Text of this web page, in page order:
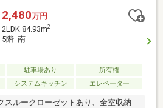
中央小学校：徒歩約20分（約1600
：徒歩約9分（約650ｍ）■フィール豊
分（約1200ｍ）■ファミリーマート 豊
歩約2分（約120ｍ）些細なことで
2,480万円
2LDK 84.93m2
5階 南
駐車場あり
所有権
システムキッチン エレベーター
スルークローゼットあり、全室収納